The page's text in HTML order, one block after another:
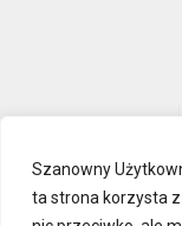
Szanowny
ta strona korzysta z
Ochrona danych